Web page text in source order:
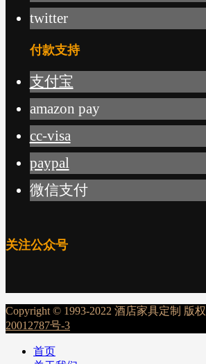
twitter
付款支持
支付宝
amazon pay
cc-visa
paypal
微信支付
关注公众号
Copyright © 1993-2022 酒店家具定制 版
20012787号-3
首页